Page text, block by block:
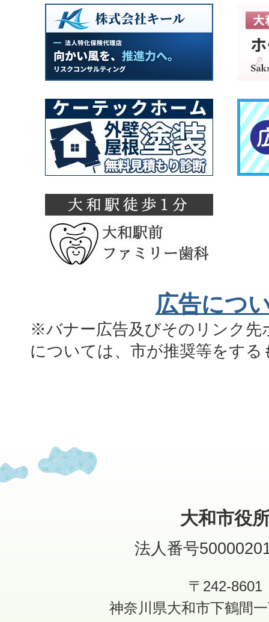
広告につ
※バナー広告及びそのリンク先
については、市が推奨等をす
大和市役
法人番号
〒242-8601
神奈川県大和市下鶴間